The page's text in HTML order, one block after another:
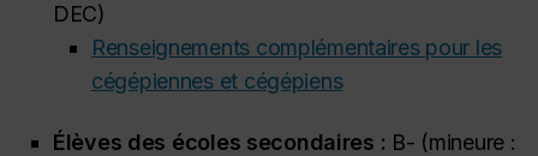
DEC)
Renseignements complémentaires pour les
cégépiennes et cégépiens
Élèves des écoles secondaires : B- (mineure :